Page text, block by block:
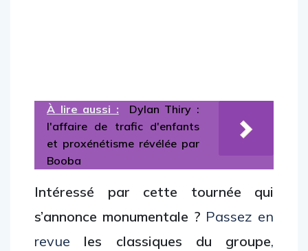
À lire aussi :
Dylan Thiry :
l'affaire de trafic d'enfants
et proxénétisme révélée par
Booba
Intéressé par cette tournée qui
s’annonce monumentale ? Passez en
revue les classiques du groupe,